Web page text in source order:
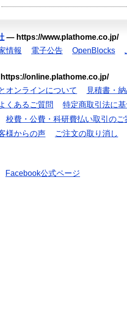
— https://www.plathome.co.jp/
情報 電子公告 OpenBlocks
https://online.plathome.co.jp/
オンラインについて
見積書・
くあるご質問
特定商取引法に
校費・公費・科研費払い取引のご
様からの声 ご注文の取り消し
Facebook公式ページ